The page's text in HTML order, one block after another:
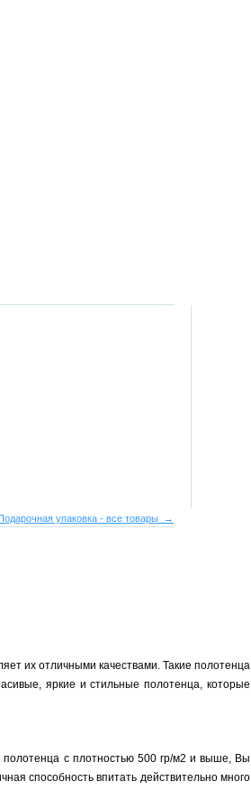
упаковка - все товары →
их отличными качествами. Такие полотенца
яркие и стильные полотенца, которые
полотенца с плотностью 500 гр/м2 и выше, Вы
способность впитать действительно много